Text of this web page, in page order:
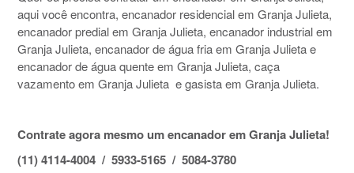
aqui você encontra, encanador residencial em Granja Julieta,
encanador predial em Granja Julieta, encanador industrial em
Granja Julieta, encanador de água fria em Granja Julieta e
encanador de água quente em Granja Julieta, caça
vazamento em Granja Julieta e gasista em Granja Julieta.
Contrate agora mesmo um encanador em Granja Julieta!
(11) 4114-4004 / 5933-5165 / 5084-3780